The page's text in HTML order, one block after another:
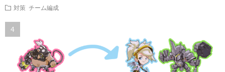
対策 チーム編成